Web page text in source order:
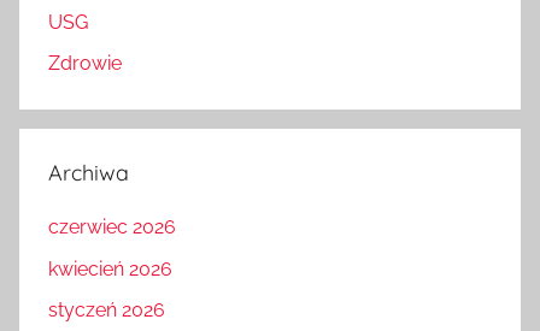
USG
Zdrowie
Archiwa
czerwiec 2026
kwiecień 2026
styczeń 2026